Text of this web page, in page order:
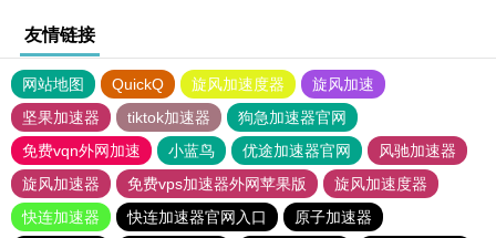
友情链接
网站地图 QuickQ 旋风加速度器
旋风加速
坚果加速器
tiktok加速器
狗急加速器官网
免费vqn外网加速
小蓝鸟 优途加速器官网
风驰加速器
旋风加速器
免费vps加速器外网苹果版
旋风加速度器
快连加速器
快连加速器官网入口
原子加速器